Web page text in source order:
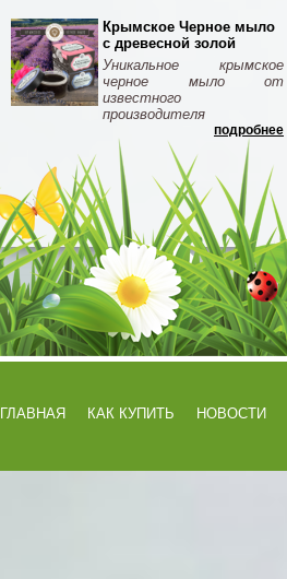
Крымское Черное мыло
с древесной золой
Уникальное крымское
черное мыло от
известного
производителя
подробнее
ГЛАВНАЯ КАК КУПИТЬ НОВОСТИ